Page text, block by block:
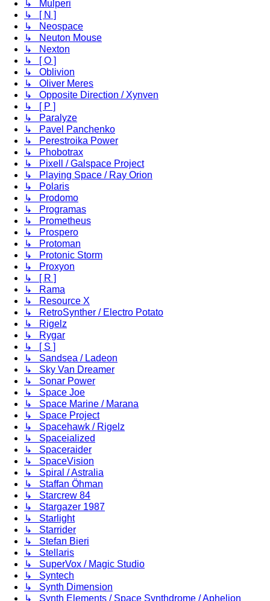
↳ Mulperi
↳ [ N ]
↳ Neospace
↳ Neuton Mouse
↳ Nexton
↳ [ O ]
↳ Oblivion
↳ Oliver Meres
↳ Opposite Direction / Xynven
↳ [ P ]
↳ Paralyze
↳ Pavel Panchenko
↳ Perestroika Power
↳ Phobotrax
↳ Pixell / Galspace Project
↳ Playing Space / Ray Orion
↳ Polaris
↳ Prodomo
↳ Programas
↳ Prometheus
↳ Prospero
↳ Protoman
↳ Protonic Storm
↳ Proxyon
↳ [ R ]
↳ Rama
↳ Resource X
↳ RetroSynther / Electro Potato
↳ Rigelz
↳ Rygar
↳ [ S ]
↳ Sandsea / Ladeon
↳ Sky Van Dreamer
↳ Sonar Power
↳ Space Joe
↳ Space Marine / Marana
↳ Space Project
↳ Spacehawk / Rigelz
↳ Spaceialized
↳ Spaceraider
↳ SpaceVision
↳ Spiral / Astralia
↳ Staffan Öhman
↳ Starcrew 84
↳ Stargazer 1987
↳ Starlight
↳ Starrider
↳ Stefan Bieri
↳ Stellaris
↳ SuperVox / Magic Studio
↳ Syntech
↳ Synth Dimension
↳ Synth Elements / Space Synthdrome / Aphelion